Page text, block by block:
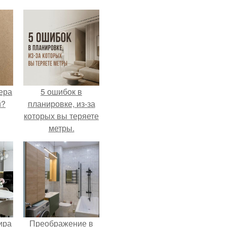
5 ошибок в
планировке, из-за
которых вы теряете
метры.
Преображение в